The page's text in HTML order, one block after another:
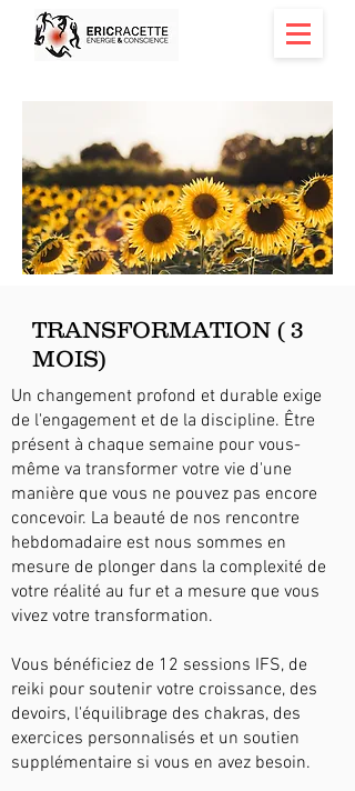
TRANSFORMATION ( 3
MOIS)
Un changement profond et durable exige
de l'engagement et de la discipline. Être
présent à chaque semaine pour vous-
même va transformer votre vie d'une
manière que vous ne pouvez pas encore
concevoir. La beauté de nos rencontre
hebdomadaire est nous sommes en
mesure de plonger dans la complexité de
votre réalité au fur et a mesure que vous
vivez votre transformation.
Vous bénéficiez de 12 sessions IFS, de
reiki pour soutenir votre croissance, des
devoirs, l'équilibrage des chakras, des
exercices personnalisés et un soutien
supplémentaire si vous en avez besoin.